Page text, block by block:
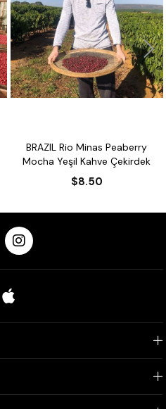
BRAZIL Rio Minas Peaberry
Mocha Yeşil Kahve Çekirdek
$8.50